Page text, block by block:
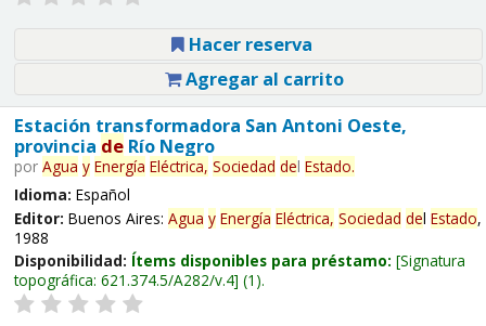
Hacer reserva
Agregar al carrito
Estación transformadora San Antoni Oeste,
provincia deRío Negro
por Agua y Energía Eléctrica, Sociedad del Estado.
Idioma: Español
Editor: Buenos Aires: Agua y Energía Eléctrica, Sociedad del Estado,
1988
Disponibilidad: Ítems disponibles para préstamo: Signatura
topográfica: 621.374.5/A282/v.4 (1).